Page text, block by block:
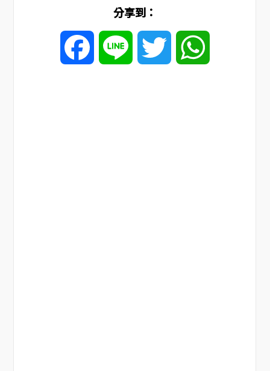
分享到：
Facebook Line Twitter